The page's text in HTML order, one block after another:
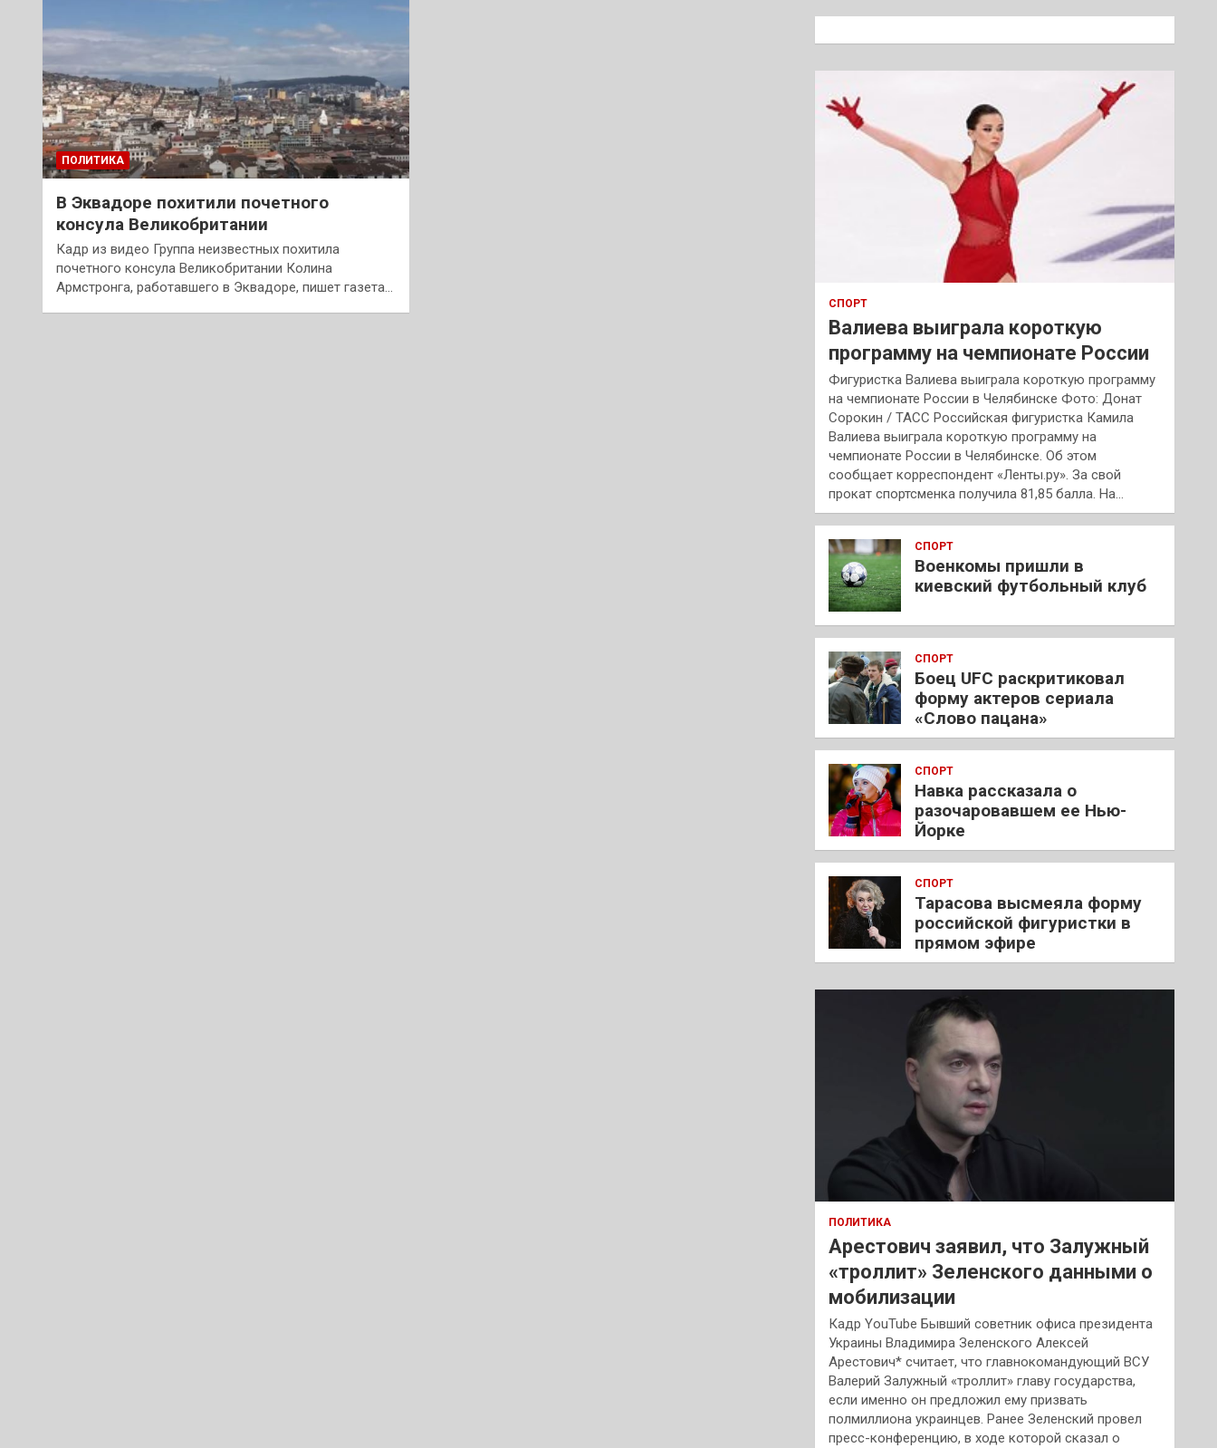
ПОЛИТИКА
В Эквадоре похитили почетного
консула Великобритании
Кадр из видео Группа неизвестных похитила
почетного консула Великобритании Колина
Армстронга, работавшего в Эквадоре, пишет газета…
к
СПОРТ
Валиева выиграла короткую
программу на чемпионате России
Фигуристка Валиева выиграла короткую программу
на чемпионате России в Челябинске Фото: Донат
Сорокин / ТАСС Российская фигуристка Камила
Валиева выиграла короткую программу на
чемпионате России в Челябинске. Об этом
сообщает корреспондент «Ленты.ру». За свой
прокат спортсменка получила 81,85 балла. На…
СПОРТ
Военкомы пришли в
киевский футбольный клуб
СПОРТ
Боец UFC раскритиковал
форму актеров сериала
«Слово пацана»
СПОРТ
Навка рассказала о
разочаровавшем ее Нью-
Йорке
СПОРТ
Тарасова высмеяла форму
российской фигуристки в
прямом эфире
ПОЛИТИКА
Арестович заявил, что Залужный
«троллит» Зеленского данными о
мобилизации
Кадр YouTube Бывший советник офиса президента
Украины Владимира Зеленского Алексей
Арестович* считает, что главнокомандующий ВСУ
Валерий Залужный «троллит» главу государства,
если именно он предложил ему призвать
полмиллиона украинцев. Ранее Зеленский провел
пресс-конференцию, в ходе которой сказал о